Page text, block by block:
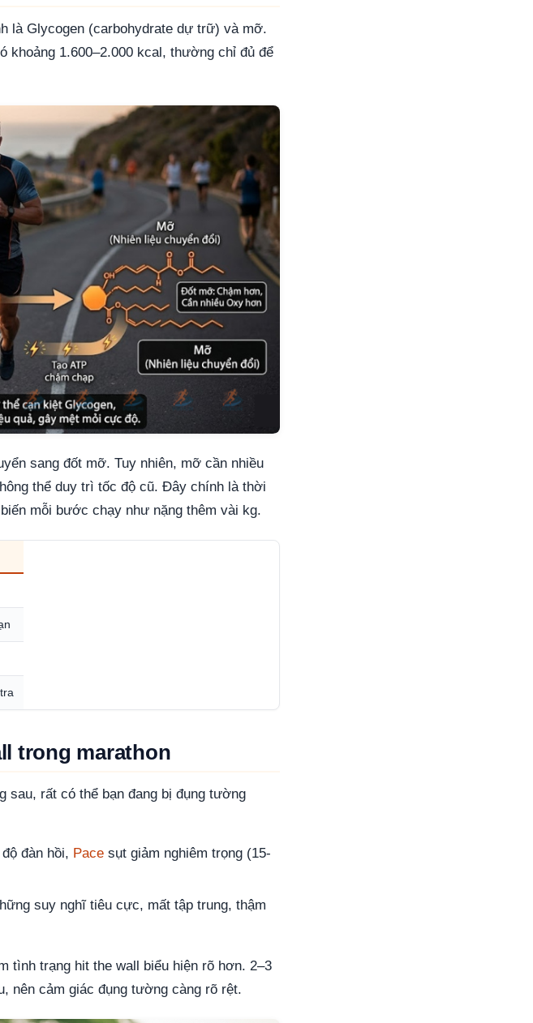
là Glycogen (carbohydrate dự trữ) và mỡ.
1.600–2.000 kcal, thường chỉ đủ để
sang đốt mỡ. Tuy nhiên, mỡ cần nhiều
thể duy trì tốc độ cũ. Đây chính là thời
mỗi bước chạy như nặng thêm vài kg.
trong marathon
sau, rất có thể bạn đang bị đụng tường
đàn hồi, Pace sụt giảm nghiêm trọng (15-
suy nghĩ tiêu cực, mất tập trung, thậm
tình trạng hit the wall biểu hiện rõ hơn. 2–3
nên cảm giác đụng tường càng rõ rệt.